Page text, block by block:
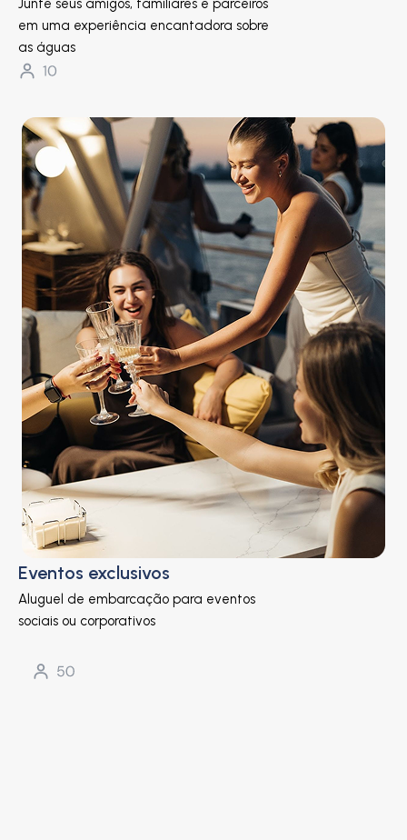
Junte seus amigos, familiares e parceiros
em uma experiência encantadora sobre
as águas
Eventos exclusivos
Aluguel de embarcação para eventos
sociais ou corporativos